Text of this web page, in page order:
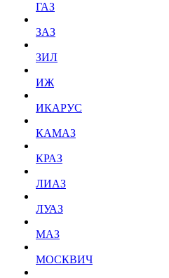
ГАЗ
ЗАЗ
ЗИЛ
ИЖ
ИКАРУС
КАМАЗ
КРАЗ
ЛИАЗ
ЛУАЗ
МАЗ
МОСКВИЧ